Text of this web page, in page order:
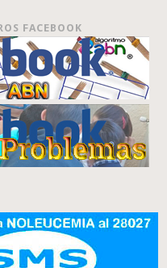
FACEBOOK